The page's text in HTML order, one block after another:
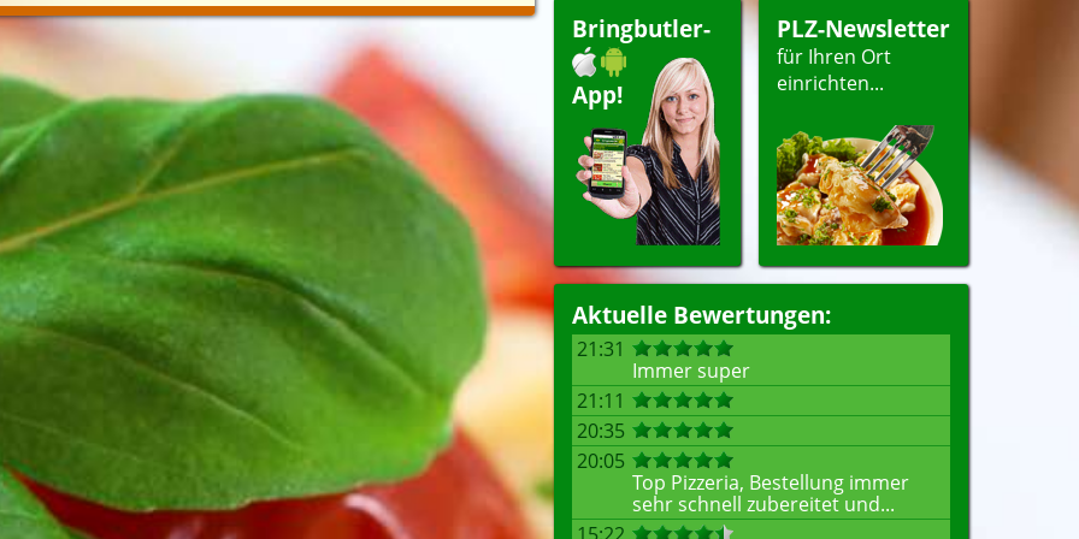
Bringbutler-
App!
PLZ-Newsletter
für Ihren Ort
einrichten...
Aktuelle Bewertungen:
21:31
Immer super
21:11
20:35
20:05
Top Pizzeria, Bestellung immer
sehr schnell zubereitet und...